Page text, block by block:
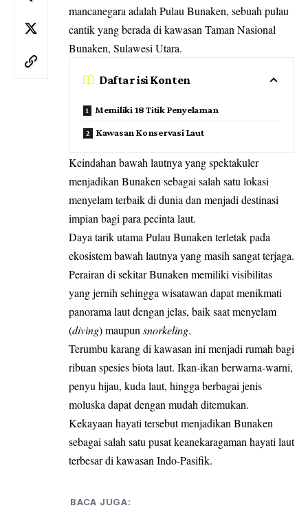
mancanegara adalah Pulau Bunaken, sebuah pulau
cantik yang berada di kawasan Taman Nasional
Bunaken, Sulawesi Utara.
Daftar isi Konten
Memiliki 18 Titik Penyelaman
Kawasan Konservasi Laut
Keindahan bawah lautnya yang spektakuler
menjadikan Bunaken sebagai salah satu lokasi
menyelam terbaik di dunia dan menjadi destinasi
impian bagi para pecinta laut.
Daya tarik utama Pulau Bunaken terletak pada
ekosistem bawah lautnya yang masih sangat terjaga.
Perairan di sekitar Bunaken memiliki visibilitas
yang jernih sehingga wisatawan dapat menikmati
panorama laut dengan jelas, baik saat menyelam
(diving) maupun snorkeling.
Terumbu karang di kawasan ini menjadi rumah bagi
ribuan spesies biota laut. Ikan-ikan berwarna-warni,
penyu hijau, kuda laut, hingga berbagai jenis
moluska dapat dengan mudah ditemukan.
Kekayaan hayati tersebut menjadikan Bunaken
sebagai salah satu pusat keanekaragaman hayati laut
terbesar di kawasan Indo-Pasifik.
BACA JUGA: